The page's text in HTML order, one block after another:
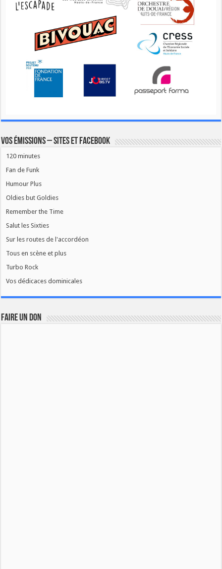
Vos émissions – Sites et Facebook
120 minutes
Fan de Funk
Humour Plus
Oldies but Goldies
Remember the Time
Salut les Sixties
Sur les routes de l'accordéon
Tous en scène et plus
Turbo Rock
Vos dédicaces dominicales
FAIRE UN DON